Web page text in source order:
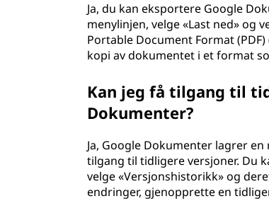
Ja, du kan eksportere Google
menylinjen, velge «Last ned» og
Portable Document Format
kopi av dokumentet i et format
Kan jeg få tilgang til
Dokumenter?
Ja, Google Dokumenter lagrer
tilgang til tidligere versjoner. Du
velge «Versjonshistorikk» og
endringer, gjenopprette en